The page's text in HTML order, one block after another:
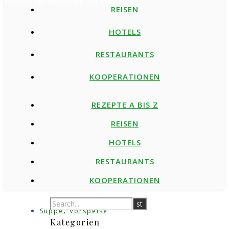
REISEN
HOTELS
RESTAURANTS
KOOPERATIONEN
REZEPTE A BIS Z
REISEN
HOTELS
RESTAURANTS
KOOPERATIONEN
Suppe , Vorspeise
Kategorien